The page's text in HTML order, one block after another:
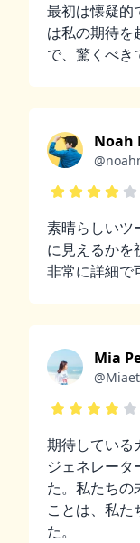
最初は懐疑的
は私の期待を
で、驚くべき
Noah
素晴らしいツ
に見えるかを
非常に詳細で
Mia
期待している
ジェネレータ
た。私たちの
ことは、私た
た。